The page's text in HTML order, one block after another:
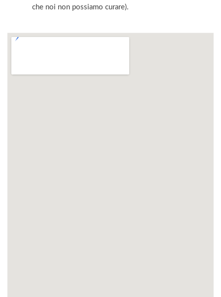
che noi non possiamo curare).